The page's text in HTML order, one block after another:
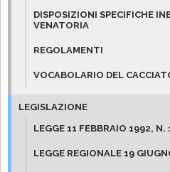
DISPOSIZIONI SPECIFICHE
VENATORIA
REGOLAMENTI
VOCABOLARIO DEL
LEGISLAZIONE
LEGGE 11 FEBBRAIO 1992, N.
LEGGE REGIONALE 19